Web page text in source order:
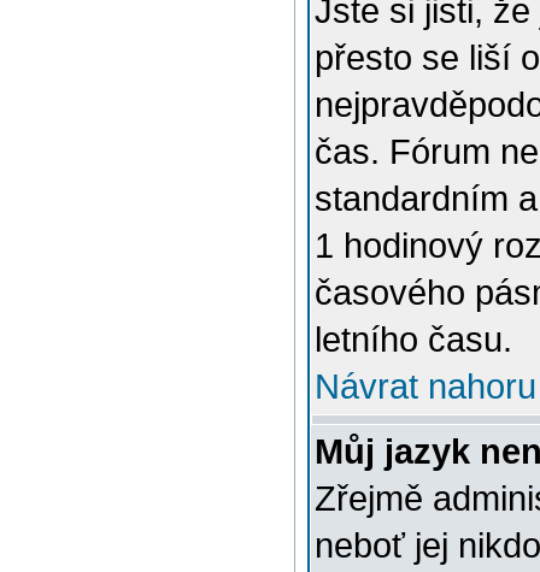
Jste si jisti,
přesto se liší
čas. Fórum
standardním
1 hodinový
časového
letního času.
Návrat nahoru
Můj jazyk
Zřejmě
neboť jej